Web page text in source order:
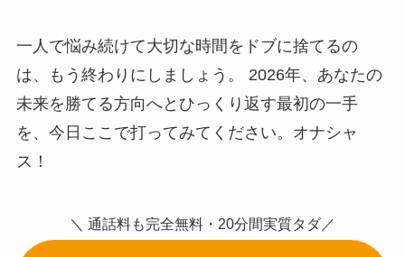
一人で悩み続けて大切な時間をドブに捨てるの
は、もう終わりにしましょう。 2026年、あなたの
未来を勝てる方向へとひっくり返す最初の一手
を、今日ここで打ってみてください。オナシャ
ス！
＼ 通話料も完全無料・20分間実質タダ／